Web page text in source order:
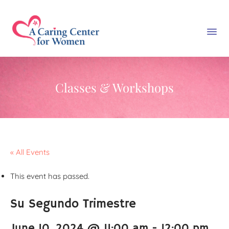
Classes & Workshops
« All Events
This event has passed.
Su Segundo Trimestre